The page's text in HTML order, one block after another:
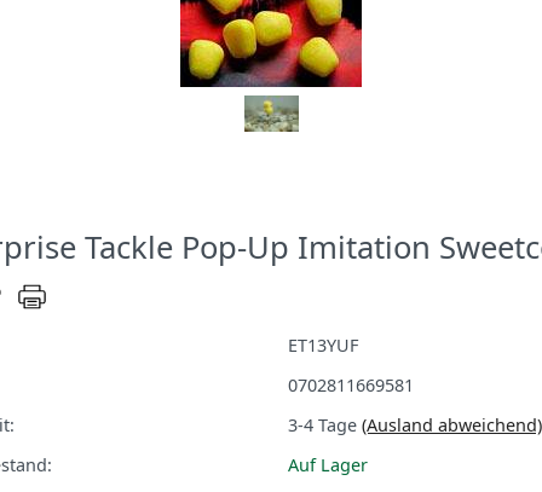
Tackle Pop-Up Imitation
ET13YUF
0702811669581
3-4 Tage (Ausland abweichend)
Auf Lager